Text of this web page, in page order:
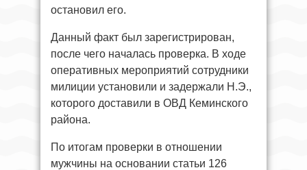
остановил его.
Данный факт был зарегистрирован,
после чего началась проверка. В ходе
оперативных мероприятий сотрудники
милиции установили и задержали Н.Э.,
которого доставили в ОВД Кеминского
района.
По итогам проверки в отношении
мужчины на основании статьи 126